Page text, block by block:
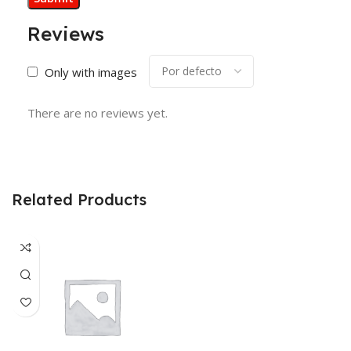
Reviews
Only with images
There are no reviews yet.
Related Products